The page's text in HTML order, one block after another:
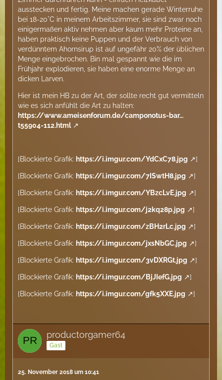
ausstecken und fertig. Meine machen gerade Winterruhe
bei 18-20°C in meinem Arbeitszimmer, sie sind zwar noch
einigermaßen aktiv nehmen aber kaum mehr Proteine an,
haben praktisch keine Puppen und der Verbrauch von
verdünntem Ahornsirup ist auf ungefähr 20% der üblichen
Menge eingebrochen. Bin mal gespannt wie die im
Frühjahr explodieren, sie haben eine enorme Menge an
dicken Larven.
Hier ist mein HB zu der Art, der sollte recht gut vermitteln
wie es sich anfühlt die Art zu halten:
https://www.ameisenforum.de/camponotus-bar…
t55904-112.html
[Blockierte Grafik: https://i.imgur.com/YdCxC78.jpg ]
[Blockierte Grafik: https://i.imgur.com/7ISwtH8.jpg ]
[Blockierte Grafik: https://i.imgur.com/YBzcLvE.jpg ]
[Blockierte Grafik: https://i.imgur.com/j2kq28p.jpg ]
[Blockierte Grafik: https://i.imgur.com/zBH2rLc.jpg ]
[Blockierte Grafik: https://i.imgur.com/jxsNbGC.jpg ]
[Blockierte Grafik: https://i.imgur.com/3vDXRGt.jpg ]
[Blockierte Grafik: https://i.imgur.com/BjJIefG.jpg ]
[Blockierte Grafik: https://i.imgur.com/gfk5XXE.jpg ]
productorgamer64
Gast
25. November 2018 um 10:41